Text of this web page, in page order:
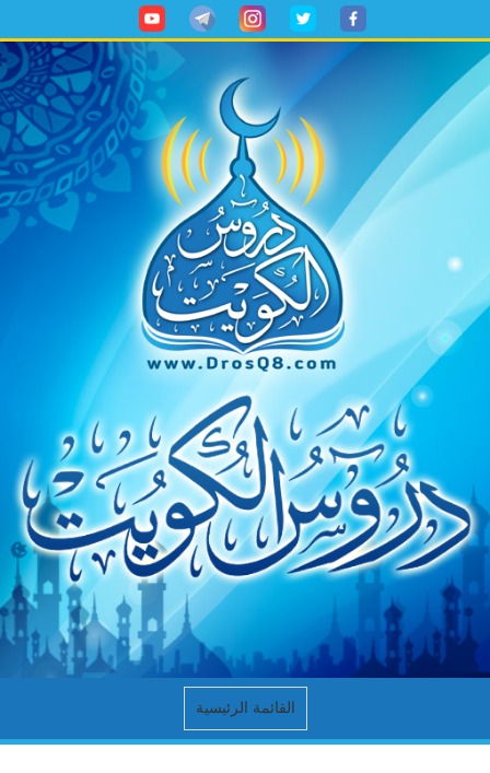
القائمة الرئيسية